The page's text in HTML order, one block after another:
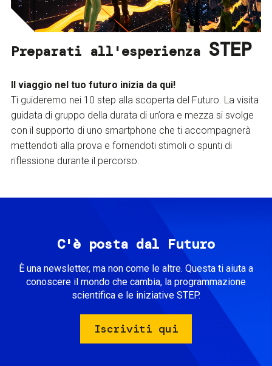
Preparati all'esperienza STEP
Il viaggio nel tuo futuro inizia da qui!
Ti guideremo nei 10 step alla scoperta del Futuro. La visita
guidata di gruppo della durata di un’ora e mezza si svolge
con il supporto di uno smartphone che ti accompagnerà
mettendoti alla prova e fornendoti stimoli o spunti di
riflessione durante il percorso.
C'è posta dal Futuro
È una newsletter, ma non come le altre. Questa ti aiuta a
conoscere il mondo che cambia, la programmazione
scientifica e le iniziative STEP.
Iscriviti qui